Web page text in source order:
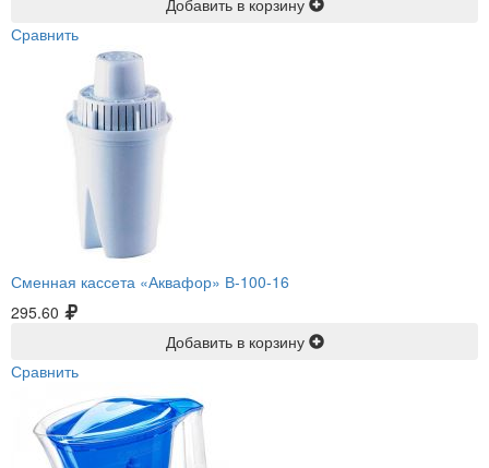
Сравнить
Сменная кассета «Аквафор» В-100-16
295.60
Добавить в корзину
Сравнить